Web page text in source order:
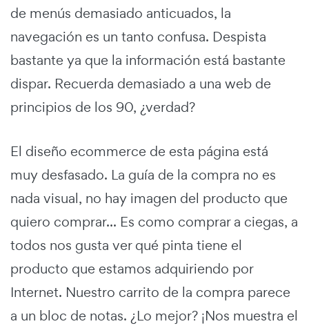
de menús demasiado anticuados, la
navegación es un tanto confusa. Despista
bastante ya que la información está bastante
dispar. Recuerda demasiado a una web de
principios de los 90, ¿verdad?
El diseño ecommerce de esta página está
muy desfasado. La guía de la compra no es
nada visual, no hay imagen del producto que
quiero comprar... Es como comprar a ciegas, a
todos nos gusta ver qué pinta tiene el
producto que estamos adquiriendo por
Internet. Nuestro carrito de la compra parece
a un bloc de notas. ¿Lo mejor? ¡Nos muestra el